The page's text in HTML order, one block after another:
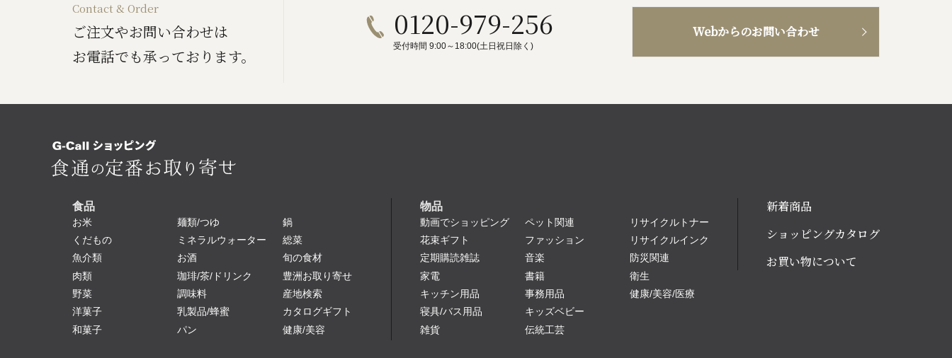
Contact & Order
ご注文やお問い合わせは
お電話でも承っております。
0120-979-256
受付時間 9:00～18:00(土日祝日除く)
Webからのお問い合わせ
食品
お米
くだもの
魚介類
肉類
野菜
洋菓子
和菓子
麺類/つゆ
ミネラルウォーター
お酒
珈琲/茶/ドリンク
調味料
乳製品/蜂蜜
パン
鍋
総菜
旬の食材
豊洲お取り寄せ
産地検索
カタログギフト
健康/美容
物品
動画でショッピング
花束ギフト
定期購読雑誌
家電
キッチン用品
寝具/バス用品
雑貨
ペット関連
ファッション
音楽
書籍
事務用品
キッズベビー
伝統工芸
リサイクルトナー
リサイクルインク
防災関連
衛生
健康/美容/医療
新着商品
ショッピングカタログ
お買い物について